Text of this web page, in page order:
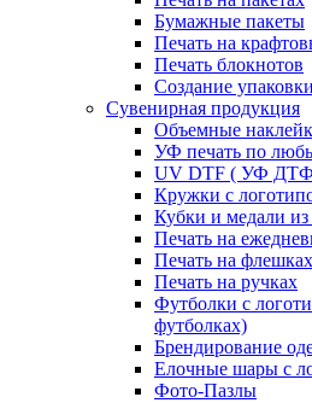
Бумажные пакеты
Печать на
Печать блокнотов
Создание упаковки
Сувенирная продукция
Объемные
УФ печать по
UV DTF ( УФ
Кружки с
Кубки и медали из
Печать на
Печать на флешках
Печать на ручках
Футболки с
футболках)
Брендирование
Елочные шары с
Фото-Пазлы